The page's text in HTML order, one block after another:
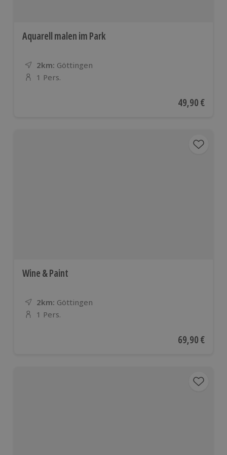
Aquarell malen im Park
2km: Entfernung
Standort
Göttingen
Anzahl der Teilnehmer
1 Pers.
Aktueller
49,90 €
Wine & Paint
2km: Entfernung
Standort
Göttingen
Anzahl der Teilnehmer
1 Pers.
Aktueller
69,90 €